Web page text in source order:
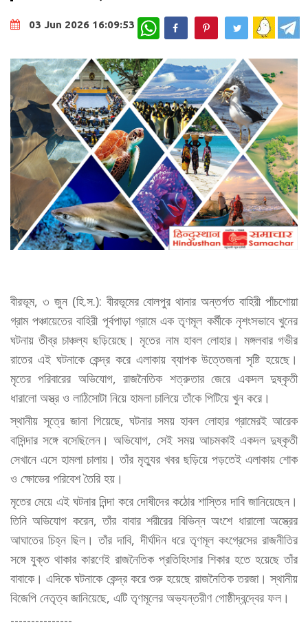
03 Jun 2026 16:09:53 WhatsApp
বীরভূম, ৩ জুন (হি.স.): বীরভূমের বোলপুর থানার অন্তর্গত বাহিরী পাঁচশোয়া
গ্রাম পঞ্চায়েতের বাহিরী পূর্বপাড়া গ্রামে এক তৃণমূল কর্মীকে নৃশংসভাবে খুনের
ঘটনায় তীব্র চাঞ্চল্য ছড়িয়েছে। মৃতের নাম হাবল লোহার। মঙ্গলবার গভীর
রাতের এই ঘটনাকে কেন্দ্র করে এলাকায় ব্যাপক উত্তেজনা সৃষ্টি হয়েছে।
মৃতের পরিবারের অভিযোগ, রাজনৈতিক শত্রুতার জেরে একদল দুষ্কৃতী
ধারালো অস্ত্র ও লাঠিসোটা নিয়ে হামলা চালিয়ে তাঁকে পিটিয়ে খুন করে।
স্থানীয় সূত্রে জানা গিয়েছে, ঘটনার সময় হাবল লোহার গ্রামেরই আরেক
বাসিন্দার সঙ্গে বসেছিলেন। অভিযোগ, সেই সময় আচমকাই একদল দুষ্কৃতী
সেখানে এসে হামলা চালায়। তাঁর মৃত্যুর খবর ছড়িয়ে পড়তেই এলাকায় শোক
ও ক্ষোভের পরিবেশ তৈরি হয়।
মৃতের মেয়ে এই ঘটনার নিন্দা করে দোষীদের কঠোর শাস্তির দাবি জানিয়েছেন।
তিনি অভিযোগ করেন, তাঁর বাবার শরীরের বিভিন্ন অংশে ধারালো অস্ত্রের
আঘাতের চিহ্ন ছিল। তাঁর দাবি, দীর্ঘদিন ধরে তৃণমূল কংগ্রেসের রাজনীতির
সঙ্গে যুক্ত থাকার কারণেই রাজনৈতিক প্রতিহিংসার শিকার হতে হয়েছে তাঁর
বাবাকে। এদিকে ঘটনাকে কেন্দ্র করে শুরু হয়েছে রাজনৈতিক তরজা। স্থানীয়
বিজেপি নেতৃত্ব জানিয়েছে, এটি তৃণমূলের অভ্যন্তরীণ গোষ্ঠীদ্বন্দ্বের ফল।
---------------